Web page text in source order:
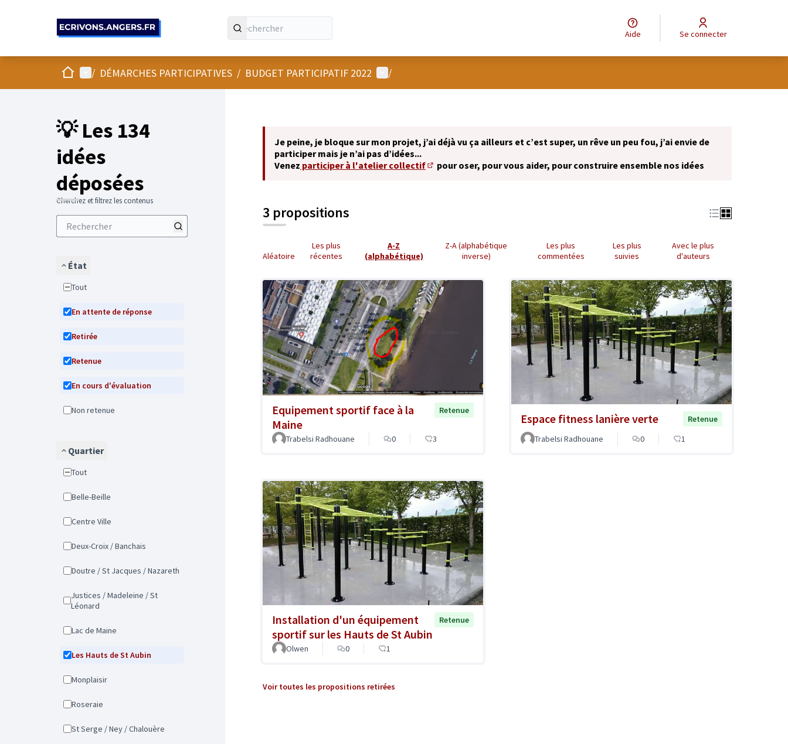
Aide Se connecter
AccueilMenu principal
/ DÉMARCHES PARTICIPATIVES / BUDGET PARTICIPATIF 2022 Menu utilisateur
/
💡 Les 134
idées
déposées
Cherchez et filtrez les contenus
État
Tout
En attente de réponse
Retirée
Retenue
En cours d'évaluation
Non retenue
Quartier
Tout
Belle-Beille
Centre Ville
Deux-Croix / Banchais
Doutre / St Jacques / Nazareth
Justices / Madeleine / St
Léonard
Lac de Maine
Les Hauts de St Aubin
Monplaisir
Roseraie
St Serge / Ney / Chalouère
Je peine, je bloque sur mon projet, j’ai déjà vu ça ailleurs et c’est super, un rêve un peu fou, j’ai envie de
participer mais je n’ai pas d’idées...
Venez participer à l'atelier collectif
(S'ouvre dans un nouvel onglet)
pour oser, pour vous aider, pour construire ensemble nos idées
3 propositions
Aléatoire
Les plus
récentes
A-Z
(alphabétique)
Z-A (alphabétique
inverse)
Les plus
commentées
Les plus
suivies
Avec le plus
d'auteurs
Equipement sportif face à la
Maine
Retenue
Trabelsi Radhouane 0 3
Espace fitness lanière verte
Retenue
Trabelsi Radhouane
0 1
Installation d'un équipement
sportif sur les Hauts de St Aubin
Retenue
Olwen 0 1
Voir toutes les propositions retirées